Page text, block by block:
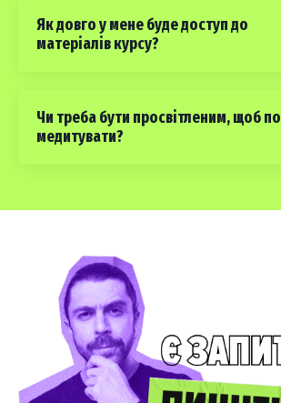
Як довго у мене буде доступ до
матеріалів курсу?
Чи треба бути просвітленим, щоб
медитувати?